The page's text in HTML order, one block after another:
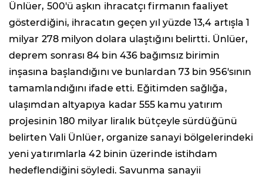
Ünlüer, 500'ü aşkın ihracatçı firmanın faaliyet
gösterdiğini, ihracatın geçen yıl yüzde 13,4 artışla 1
milyar 278 milyon dolara ulaştığını belirtti. Ünlüer,
deprem sonrası 84 bin 436 bağımsız birimin
inşasına başlandığını ve bunlardan 73 bin 956'sının
tamamlandığını ifade etti. Eğitimden sağlığa,
ulaşımdan altyapıya kadar 555 kamu yatırım
projesinin 180 milyar liralık bütçeyle sürdüğünü
belirten Vali Ünlüer, organize sanayi bölgelerindeki
yeni yatırımlarla 42 binin üzerinde istihdam
hedeflendiğini söyledi. Savunma sanayii